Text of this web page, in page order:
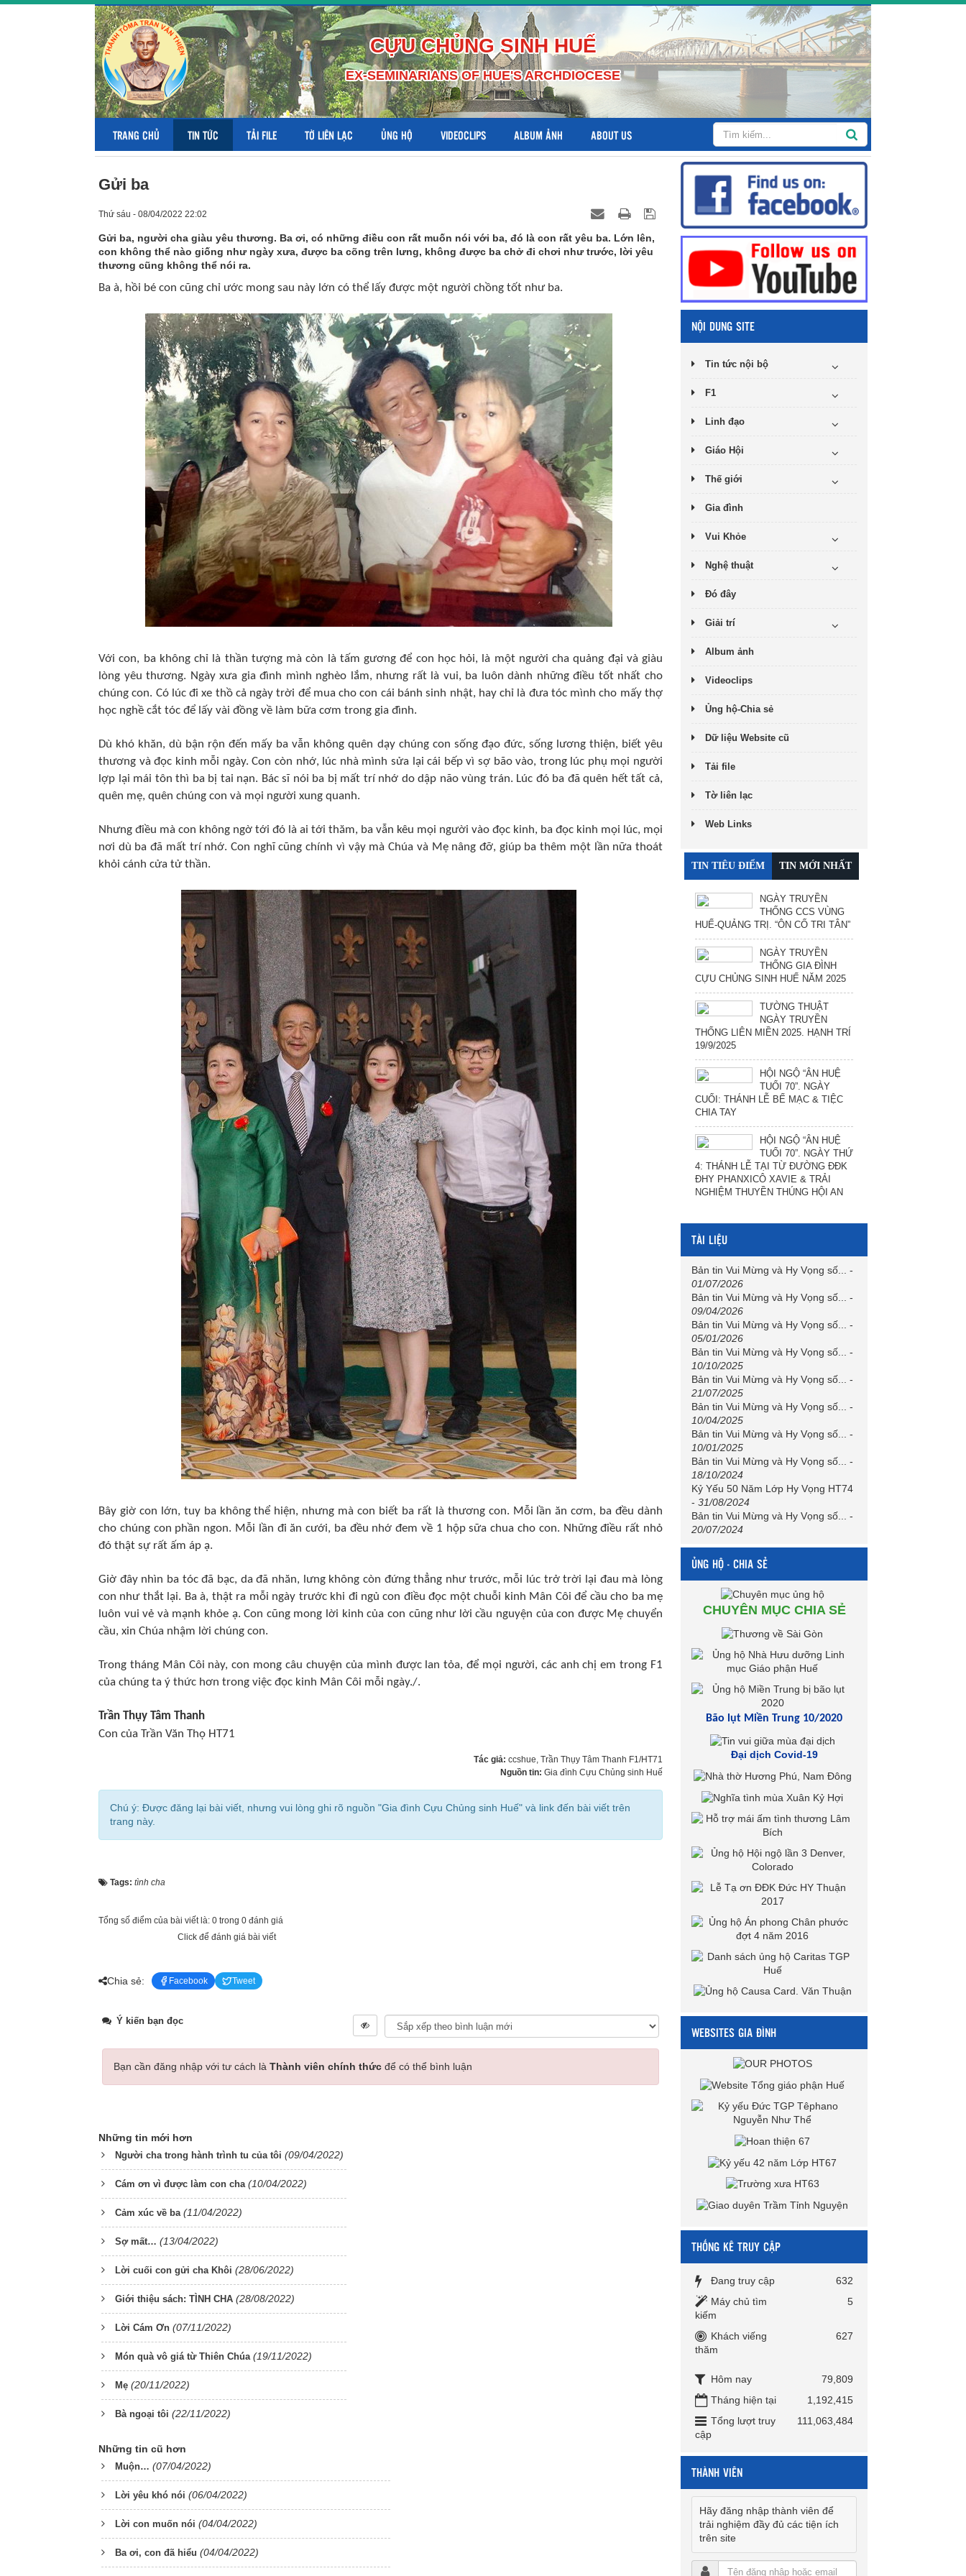
CỰU CHỦNG SINH HUẾ
EX-SEMINARIANS OF HUE'S ARCHDIOCESE
TRANG CHỦ TIN TỨC TẢI FILE TỜ LIÊN LẠC ỦNG HỘ VIDEOCLIPS ALBUM ẢNH ABOUT US
Gửi ba
Thứ sáu - 08/04/2022 22:02
Gửi ba, người cha giàu yêu thương. Ba ơi, có những điều con rất muốn nói với ba, đó là con rất yêu ba. Lớn lên,
con không thể nào giống như ngày xưa, được ba cõng trên lưng, không được ba chở đi chơi như trước, lời yêu
thương cũng không thể nói ra.
Ba à, hồi bé con cũng chỉ ước mong sau này lớn có thể lấy được một người chồng tốt như ba.
Với con, ba không chỉ là thần tượng mà còn là tấm gương để con học hỏi, là một người cha quảng đại và giàu
lòng yêu thương. Ngày xưa gia đình mình nghèo lắm, nhưng rất là vui, ba luôn dành những điều tốt nhất cho
chúng con. Có lúc đi xe thồ cả ngày trời để mua cho con cái bánh sinh nhật, hay chỉ là đưa tóc mình cho mấy thợ
học nghề cắt tóc để lấy vài đồng về làm bữa cơm trong gia đình.
Dù khó khăn, dù bận rộn đến mấy ba vẫn không quên dạy chúng con sống đạo đức, sống lương thiện, biết yêu
thương và đọc kinh mỗi ngày. Con còn nhớ, lúc nhà mình sửa lại cái bếp vì sợ bão vào, trong lúc phụ mọi người
lợp lại mái tôn thì ba bị tai nạn. Bác sĩ nói ba bị mất trí nhớ do dập não vùng trán. Lúc đó ba đã quên hết tất cả,
quên mẹ, quên chúng con và mọi người xung quanh.
Nhưng điều mà con không ngờ tới đó là ai tới thăm, ba vẫn kêu mọi người vào đọc kinh, ba đọc kinh mọi lúc, mọi
nơi dù ba đã mất trí nhớ. Con nghĩ cũng chính vì vậy mà Chúa và Mẹ nâng đỡ, giúp ba thêm một lần nữa thoát
khỏi cánh cửa tử thần.
Bây giờ con lớn, tuy ba không thể hiện, nhưng mà con biết ba rất là thương con. Mỗi lần ăn cơm, ba đều dành
cho chúng con phần ngon. Mỗi lần đi ăn cưới, ba đều nhớ đem về 1 hộp sữa chua cho con. Những điều rất nhỏ
đó thật sự rất ấm áp ạ.
Giờ đây nhìn ba tóc đã bạc, da đã nhăn, lưng không còn đứng thẳng như trước, mỗi lúc trở trời lại đau mà lòng
con như thắt lại. Ba à, thật ra mỗi ngày trước khi đi ngủ con điều đọc một chuỗi kinh Mân Côi để cầu cho ba mẹ
luôn vui vẻ và mạnh khỏe ạ. Con cũng mong lời kinh của con cũng như lời cầu nguyện của con được Mẹ chuyển
cầu, xin Chúa nhậm lời chúng con.
Trong tháng Mân Côi này, con mong câu chuyện của mình được lan tỏa, để mọi người, các anh chị em trong F1
của chúng ta ý thức hơn trong việc đọc kinh Mân Côi mỗi ngày./.
Trần Thụy Tâm Thanh
Con của Trần Văn Thọ HT71
Tác giả: ccshue, Trần Thụy Tâm Thanh F1/HT71
Nguồn tin: Gia đình Cựu Chủng sinh Huế
Chú ý: Được đăng lại bài viết, nhưng vui lòng ghi rõ nguồn "Gia đình Cựu Chủng sinh Huế" và link đến bài viết trên
trang này.
Tags: tình cha
Tổng số điểm của bài viết là: 0 trong 0 đánh giá
Click để đánh giá bài viết
Chia sẻ: Facebook Tweet
Ý kiến bạn đọc
Bạn cần đăng nhập với tư cách là Thành viên chính thức để có thể bình luận
Những tin mới hơn
Người cha trong hành trình tu của tôi (09/04/2022)
Cám ơn vì được làm con cha (10/04/2022)
Cảm xúc về ba (11/04/2022)
Sợ mất… (13/04/2022)
Lời cuối con gửi cha Khôi (28/06/2022)
Giới thiệu sách: TÌNH CHA (28/08/2022)
Lời Cám Ơn (07/11/2022)
Món quà vô giá từ Thiên Chúa (19/11/2022)
Mẹ (20/11/2022)
Bà ngoại tôi (22/11/2022)
Những tin cũ hơn
Muộn… (07/04/2022)
Lời yêu khó nói (06/04/2022)
Lời con muốn nói (04/04/2022)
Ba ơi, con đã hiểu (04/04/2022)
NỘI DUNG SITE
Tin tức nội bộ
F1
Linh đạo
Giáo Hội
Thế giới
Gia đình
Vui Khỏe
Nghệ thuật
Đó đây
Giải trí
Album ảnh
Videoclips
Ủng hộ-Chia sẻ
Dữ liệu Website cũ
Tải file
Tờ liên lạc
Web Links
TIN TIÊU ĐIỂM TIN MỚI NHẤT
NGÀY TRUYỀN
THỐNG CCS VÙNG
HUẾ-QUẢNG TRỊ. “ÔN CỐ TRI TÂN”
NGÀY TRUYỀN
THỐNG GIA ĐÌNH
CỰU CHỦNG SINH HUẾ NĂM 2025
TƯỜNG THUẬT
NGÀY TRUYỀN
THỐNG LIÊN MIỀN 2025. HẠNH TRÍ
19/9/2025
HỘI NGỘ “ÂN HUỆ
TUỔI 70”. NGÀY
CUỐI: THÁNH LỄ BẾ MẠC & TIỆC
CHIA TAY
HỘI NGỘ “ÂN HUỆ
TUỔI 70”. NGÀY THỨ
4: THÁNH LỄ TẠI TỪ ĐƯỜNG ĐĐK
ĐHY PHANXICÔ XAVIE & TRẢI
NGHIỆM THUYỀN THÚNG HỘI AN
TÀI LIỆU
Bản tin Vui Mừng và Hy Vọng số...
-
01/07/2026
Bản tin Vui Mừng và Hy Vọng số...
-
09/04/2026
Bản tin Vui Mừng và Hy Vọng số...
-
05/01/2026
Bản tin Vui Mừng và Hy Vọng số...
-
10/10/2025
Bản tin Vui Mừng và Hy Vọng số...
-
21/07/2025
Bản tin Vui Mừng và Hy Vọng số...
-
10/04/2025
Bản tin Vui Mừng và Hy Vọng số...
-
10/01/2025
Bản tin Vui Mừng và Hy Vọng số...
-
18/10/2024
Kỷ Yếu 50 Năm Lớp Hy Vọng HT74
- 31/08/2024
Bản tin Vui Mừng và Hy Vọng số...
-
20/07/2024
ỦNG HỘ - CHIA SẺ
CHUYÊN MỤC CHIA SẺ
Bão lụt Miền Trung 10/2020
Đại dịch Covid-19
WEBSITES GIA ĐÌNH
THỐNG KÊ TRUY CẬP
Đang truy cập
632
Máy chủ tìm
kiếm
5
Khách viếng
thăm
627
Hôm nay
79,809
Tháng hiện tại
1,192,415
Tổng lượt truy
cập
111,063,484
THÀNH VIÊN
Hãy đăng nhập thành viên để
trải nghiệm đầy đủ các tiện ích
trên site